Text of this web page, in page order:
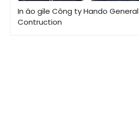
In áo gile Công ty Hando General
Contruction